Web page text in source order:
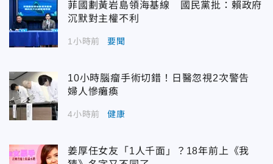
菲國劃黃岩島領海基線 國民黨批：賴政府
沉默對主權不利
1小時前 要聞
10小時腦瘤手術切錯！日醫忽視2次警告
婦人慘癱瘓
4小時前 健康
姜厚任女友「1人千面」？18年前上《我